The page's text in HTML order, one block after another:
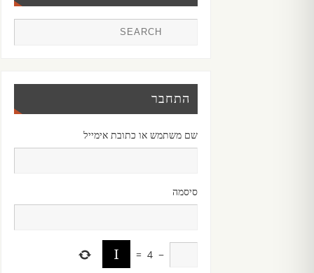
התחבר
שם משתמש או כתובת אימייל
סיסמה
−
4
=